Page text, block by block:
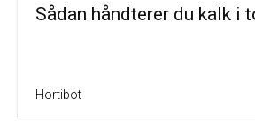
Sådan håndterer du kalk i
Hortibot